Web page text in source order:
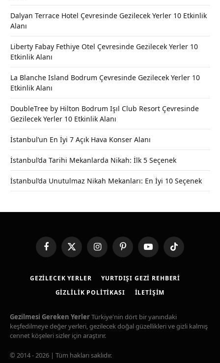
Dalyan Terrace Hotel Çevresinde Gezilecek Yerler 10 Etkinlik
Alanı
Liberty Fabay Fethiye Otel Çevresinde Gezilecek Yerler 10
Etkinlik Alanı
La Blanche Island Bodrum Çevresinde Gezilecek Yerler 10
Etkinlik Alanı
DoubleTree by Hilton Bodrum Işıl Club Resort Çevresinde
Gezilecek Yerler 10 Etkinlik Alanı
İstanbul’un En İyi 7 Açık Hava Konser Alanı
İstanbul’da Tarihi Mekanlarda Nikah: İlk 5 Seçenek
İstanbul’da Unutulmaz Nikah Mekanları: En İyi 10 Seçenek
FacebookX
(Twitter)
InstagramPinterestYouTubeTikTok
GEZILECEK YERLER
YURTDIŞI GEZI REHBERI
GIZLILIK POLITIKASI
İLETIŞIM
Gezilmesi Gereken YerlerTürkiye'nin dört bir yanındaki
keşfedilmeye değer yerleri, gezilecek doğal güzellikleri ve gizli kalmış
cennet köşeleri sizler için araştırır.
© 2014 - 2026 | Tüm hakları saklıdır.